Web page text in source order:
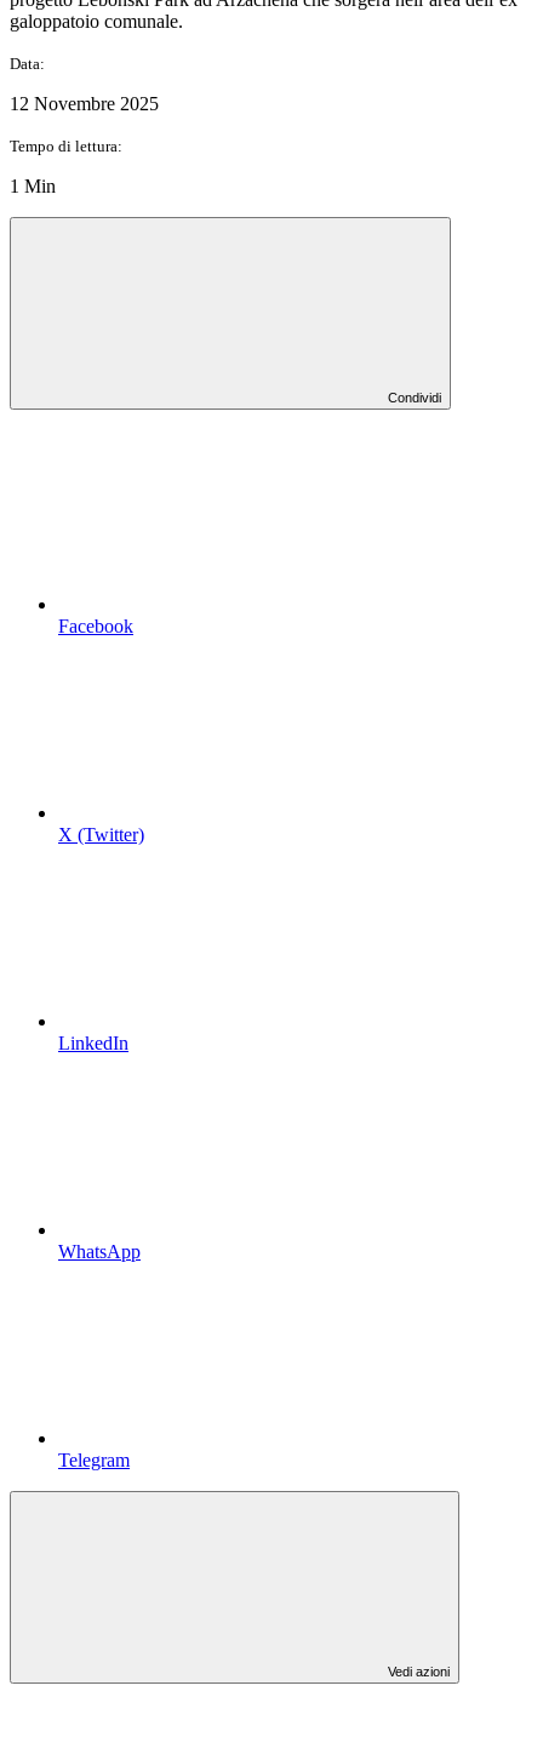
galoppatoio comunale.
Data:
12 Novembre 2025
Tempo di lettura:
1 Min
Condividi
Facebook
X (Twitter)
LinkedIn
WhatsApp
Telegram
Vedi azioni